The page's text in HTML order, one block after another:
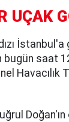
UÇAK
bugün saat
Havacılık